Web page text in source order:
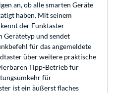
an, ob alle smarten Geräte
haben. Mit seinem
der Funktaster
Gerätetyp und sendet
für das angemeldete
über weitere praktische
Tipp-Betrieb für
für
ist ein äußerst flaches